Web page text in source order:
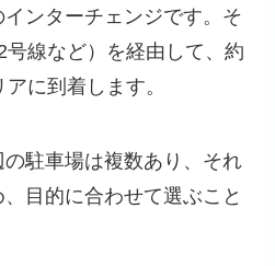
インターチェンジです。そ
号線など）を経由して、約
に到着します。
駐車場は複数あり、それ
目的に合わせて選ぶこと